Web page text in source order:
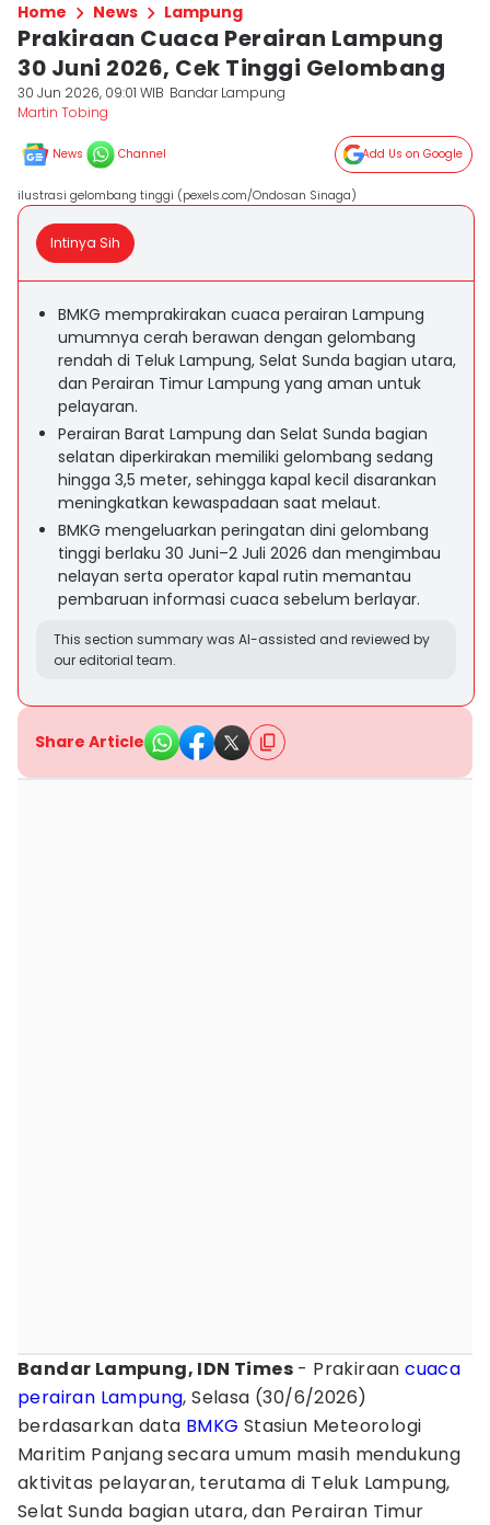
Home News Lampung
Prakiraan Cuaca Perairan Lampung
30 Juni 2026, Cek Tinggi Gelombang
30 Jun 2026, 09:01 WIB Bandar Lampung
Martin Tobing
News Channel Add Us on Google
ilustrasi gelombang tinggi (pexels.com/Ondosan Sinaga)
Intinya Sih
BMKG memprakirakan cuaca perairan Lampung
umumnya cerah berawan dengan gelombang
rendah di Teluk Lampung, Selat Sunda bagian utara,
dan Perairan Timur Lampung yang aman untuk
pelayaran.
Perairan Barat Lampung dan Selat Sunda bagian
selatan diperkirakan memiliki gelombang sedang
hingga 3,5 meter, sehingga kapal kecil disarankan
meningkatkan kewaspadaan saat melaut.
BMKG mengeluarkan peringatan dini gelombang
tinggi berlaku 30 Juni–2 Juli 2026 dan mengimbau
nelayan serta operator kapal rutin memantau
pembaruan informasi cuaca sebelum berlayar.
This section summary was AI-assisted and reviewed by
our editorial team.
Share Article
Bandar Lampung, IDN Times - Prakiraancuaca
perairan Lampung, Selasa (30/6/2026)
berdasarkan data BMKG Stasiun Meteorologi
Maritim Panjang secara umum masih mendukung
aktivitas pelayaran, terutama di Teluk Lampung,
Selat Sunda bagian utara, dan Perairan Timur